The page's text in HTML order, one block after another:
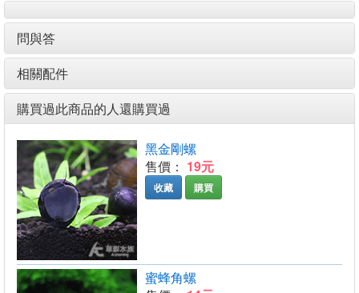
問與答
相關配件
購買過此商品的人還購買過
黑金剛螺
售價： 19元
收藏 購買
蜜蜂角螺